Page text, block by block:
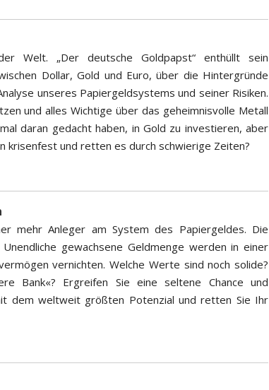
Welt. „Der deutsche Goldpapst“ enthüllt sein
Dollar, Gold und Euro, über die Hintergründe
unseres Papiergeldsystems und seiner Risiken.
und alles Wichtige über das geheimnisvolle Metall
daran gedacht haben, in Gold zu investieren, aber
krisenfest und retten es durch schwierige Zeiten?
mehr Anleger am System des Papiergeldes. Die
gewachsene Geldmenge werden in einer
vernichten. Welche Werte sind noch solide?
Bank«? Ergreifen Sie eine seltene Chance und
dem weltweit größten Potenzial und retten Sie Ihr